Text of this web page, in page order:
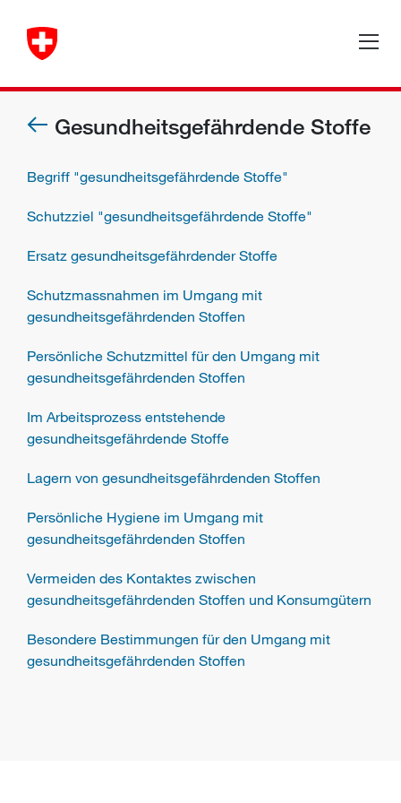
Gesundheitsgefährdende Stoffe
Begriff "gesundheitsgefährdende Stoffe"
Schutzziel "gesundheitsgefährdende Stoffe"
Ersatz gesundheitsgefährdender Stoffe
Schutzmassnahmen im Umgang mit
gesundheitsgefährdenden Stoffen
Persönliche Schutzmittel für den Umgang mit
gesundheitsgefährdenden Stoffen
Im Arbeitsprozess entstehende
gesundheitsgefährdende Stoffe
Lagern von gesundheitsgefährdenden Stoffen
Persönliche Hygiene im Umgang mit
gesundheitsgefährdenden Stoffen
Vermeiden des Kontaktes zwischen
gesundheitsgefährdenden Stoffen und Konsumgütern
Besondere Bestimmungen für den Umgang mit
gesundheitsgefährdenden Stoffen